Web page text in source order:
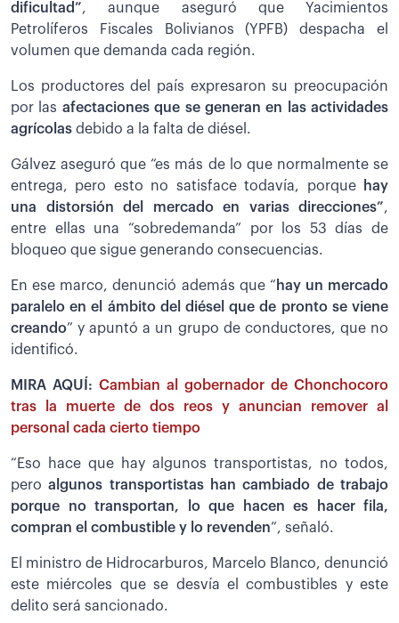
dificultad”, aunque aseguró que Yacimientos
Petrolíferos Fiscales Bolivianos (YPFB) despacha el
volumen que demanda cada región.
Los productores del país expresaron su preocupación
por las afectaciones que se generan en las actividades
agrícolas debido a la falta de diésel.
Gálvez aseguró que “es más de lo que normalmente se
entrega, pero esto no satisface todavía, porque
hay
una distorsión del mercado en varias direcciones”,
entre ellas una “sobredemanda” por los 53 días de
bloqueo que sigue generando consecuencias.
En ese marco, denunció además que “ hay un mercado
paralelo en el ámbito del diésel que de pronto se viene
creando” y apuntó a un grupo de conductores, que no
identificó.
MIRA AQUÍ: Cambian al gobernador de Chonchocoro
tras la muerte de dos reos y anuncian remover al
personal cada cierto tiempo
“Eso hace que hay algunos transportistas, no todos,
pero algunos transportistas han cambiado de trabajo
porque no transportan, lo que hacen es hacer fila,
compran el combustible y lo revenden”, señaló.
El ministro de Hidrocarburos, Marcelo Blanco, denunció
este miércoles que se desvía el combustibles y este
delito será sancionado.